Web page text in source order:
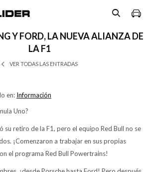
Y FORD, LA NUEVA ALIANZA DE
LA F1
VER TODAS LAS ENTRADAS
en: Información
Uno?
su retiro de la F1, pero el equipo Red Bull no se
¡Comenzaron a trabajar en sus propias
el programa Red Bull Powertrains!